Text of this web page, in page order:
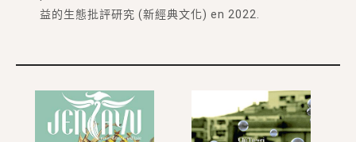
益的生態批評研究 (新經典文化) en 2022.